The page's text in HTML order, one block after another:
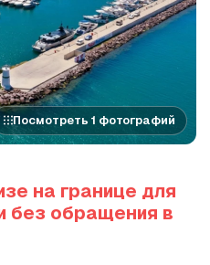
Посмотреть 1 фотографий
без обращения в